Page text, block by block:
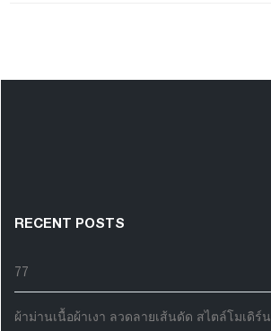
RECENT POSTS
77
ผ้าม่านเนื้อผ้าเงา ลวดลายเส้นดัด สไตล์โมเดิร์น